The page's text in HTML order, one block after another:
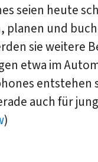
seien heute
planen und
sie weitere
etwa im
entstehen
auch für
)